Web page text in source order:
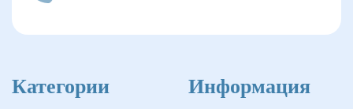
Категории Информация